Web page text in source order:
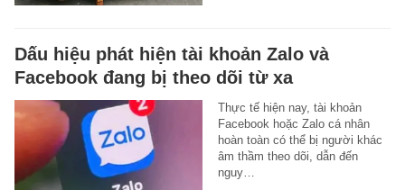
Dấu hiệu phát hiện tài khoản Zalo và
Facebook đang bị theo dõi từ xa
Thực tế hiện nay, tài khoản
Facebook hoặc Zalo cá nhân
hoàn toàn có thể bị người khác
âm thầm theo dõi, dẫn đến
nguy…